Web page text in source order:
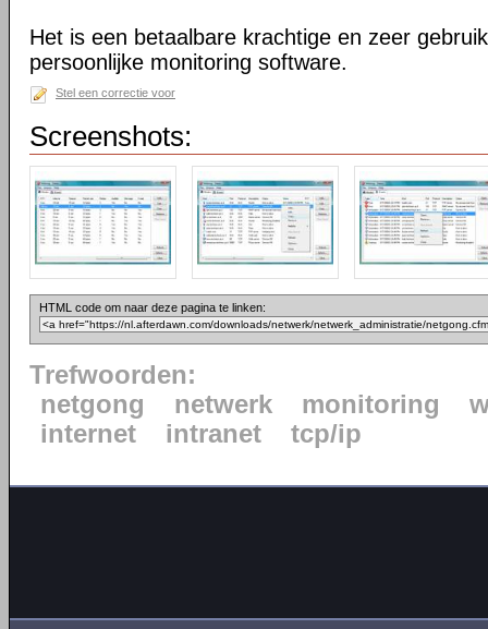
Het is een betaalbare krachtige en zeer
persoonlijke monitoring software.
Stel een correctie voor
Screenshots:
HTML code om naar deze pagina te linken:
Trefwoorden:
netgong
netwerk monitoring
internet
intranet tcp/ip